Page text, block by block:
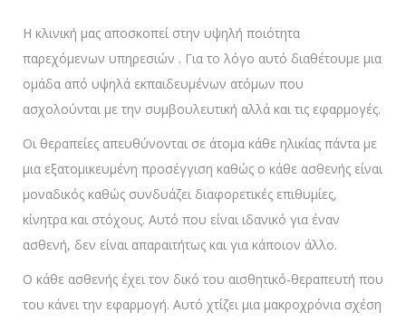
Η κλινική μας αποσκοπεί στην υψηλή ποιότητα
παρεχόμενων υπηρεσιών . Για το λόγο αυτό διαθέτουμε μια
ομάδα από υψηλά εκπαιδευμένων ατόμων που
ασχολούνται με την συμβουλευτική αλλά και τις εφαρμογές.
Οι θεραπείες απευθύνονται σε άτομα κάθε ηλικίας πάντα με
μια εξατομικευμένη προσέγγιση καθώς ο κάθε ασθενής είναι
μοναδικός καθώς συνδυάζει διαφορετικές επιθυμίες,
κίνητρα και στόχους. Αυτό που είναι ιδανικό για έναν
ασθενή, δεν είναι απαραιτήτως και για κάποιον άλλο.
O κάθε ασθενής έχει τον δικό του αισθητικό-θεραπευτή που
του κάνει την εφαρμογή. Αυτό χτίζει μια μακροχρόνια σχέση